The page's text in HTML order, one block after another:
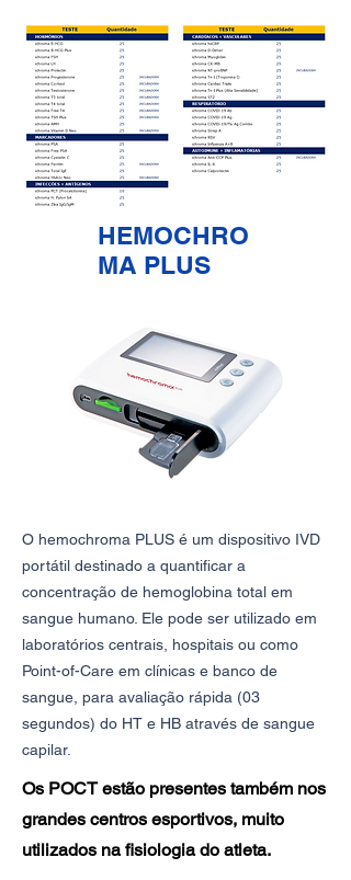
HEMOCHRO
MA PLUS
O hemochroma PLUS é um dispositivo IVD
portátil destinado a quantificar a
concentração de hemoglobina total em
sangue humano. Ele pode ser utilizado em
laboratórios centrais, hospitais ou como
Point-of-Care em clínicas e banco de
sangue, para avaliação rápida (03
segundos) do HT e HB através de sangue
capilar.
Os POCT estão presentes também nos
grandes centros esportivos, muito
utilizados na fisiologia do atleta.